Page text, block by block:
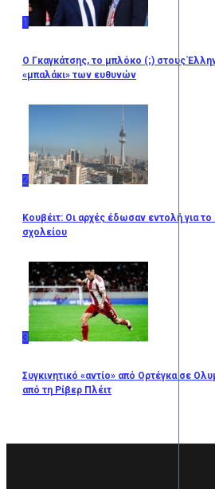
1
Ο Γκαγκάτσης, το μπλόκο (;) στους
«μπαλάκι» των ευθυνών
2
Κουβέιτ: Οι αρχές έδωσαν εντολή για το
σχολείου
3
Συγκινητικό «αντίο» από Ορτέγκα σε
από τη Ρίβερ Πλέιτ